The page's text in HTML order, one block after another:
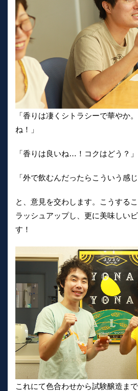
「香りは凄くシトラシーで華やか
ね！」
「香りは良いね…！コクはどう？」
「外で飲むんだったらこういう感
と、意見を交わします。こうする
ラッシュアップし、更に美味しい
す！
これにて色合わせから試験醸造ま